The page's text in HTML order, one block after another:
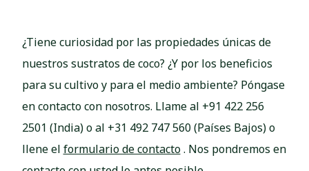
¿Tiene curiosidad por las propiedades únicas de
nuestros sustratos de coco? ¿Y por los beneficios
para su cultivo y para el medio ambiente? Póngase
en contacto con nosotros. Llame al +91 422 256
2501 (India) o al +31 492 747 560 (Países Bajos) o
llene el formulario de contacto. Nos pondremos en